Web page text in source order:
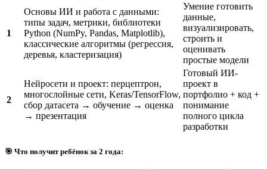
1
Основы ИИ и работа с данными:
типы задач, метрики, библиотеки
Python (NumPy, Pandas, Matplotlib),
классические алгоритмы (регрессия,
деревья, кластеризация)
Умение готовить
данные,
визуализировать,
строить и
оценивать
простые модели
2
Нейросети и проект: перцептрон,
многослойные сети, Keras/TensorFlow,
сбор датасета → обучение → оценка
→ презентация
Готовый ИИ-
проект в
портфолио + код +
понимание
полного цикла
разработки
🎯 Что получит ребёнок за 2 года: